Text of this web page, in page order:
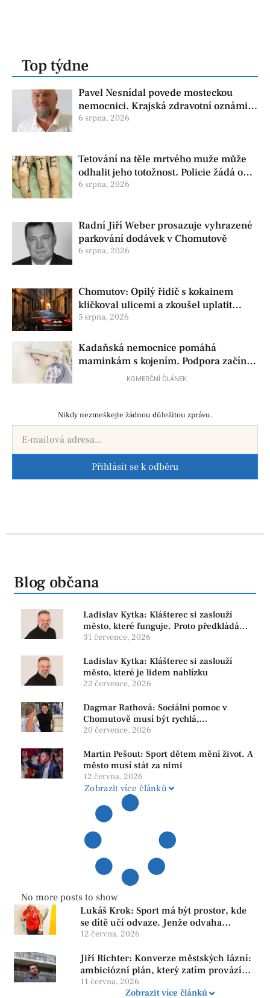
Top týdne
Pavel Nesnídal povede mosteckou
nemocnici. Krajská zdravotní oznámila
změnu ve vedení
6 srpna, 2026
Tetování na těle mrtvého muže může
odhalit jeho totožnost. Policie žádá o
pomoc
6 srpna, 2026
Radní Jiří Weber prosazuje vyhrazené
parkování dodávek v Chomutově
6 srpna, 2026
Chomutov: Opilý řidič s kokainem
kličkoval ulicemi a zkoušel uplatit
policisty
5 srpna, 2026
Kadaňská nemocnice pomáhá
maminkám s kojením. Podpora začíná
už před porodemKOMERČNÍ ČLÁNEK
Nikdy nezmeškejte žádnou důležitou zprávu.
Přihlásit se k odběru
Blog občana
Ladislav Kytka: Klášterec si zaslouží
město, které funguje. Proto předkládáme
program, který řeší skutečné problémy
31 července, 2026
Ladislav Kytka: Klášterec si zaslouží
město, které je lidem nablízku
22 července, 2026
Dagmar Rathová: Sociální pomoc v
Chomutově musí být rychlá,
srozumitelná a férová. Ne udržovat lidi v
20 července, 2026
Martin Pešout: Sport dětem mění život. A
město musí stát za nimi
12 června, 2026
Zobrazit více článků
No more posts to show
Lukáš Krok: Sport má být prostor, kde
se dítě učí odvaze. Jenže odvaha
neroste tam, kde se bojí udělat chybu.
12 června, 2026
Jiří Richter: Konverze městských lázní:
ambiciózní plán, který zatím provází
více otazníků než jistot
11 června, 2026
Zobrazit více článků